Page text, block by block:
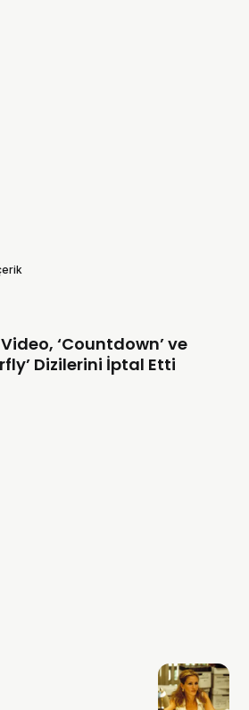
‘Countdown’ ve
Dizilerini İptal Etti